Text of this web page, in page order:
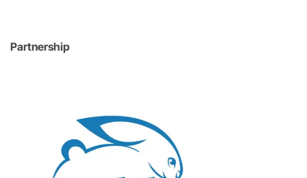
Partnership